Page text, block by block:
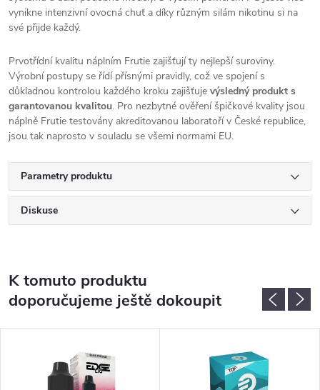
vynikne intenzivní ovocná chuť a díky různým silám nikotinu si na
své přijde každý.
Prvotřídní kvalitu náplním Frutie zajišťují ty nejlepší suroviny.
Výrobní postupy se řídí přísnými pravidly, což ve spojení s
důkladnou kontrolou každého kroku zajišťuje výsledný produkt s
garantovanou kvalitou. Pro nezbytné ověření špičkové kvality jsou
náplně Frutie testovány akreditovanou laboratoří v České republice,
jsou tak naprosto v souladu se všemi normami EU.
Parametry produktu
Diskuse
K tomuto produktu
doporučujeme ještě dokoupit